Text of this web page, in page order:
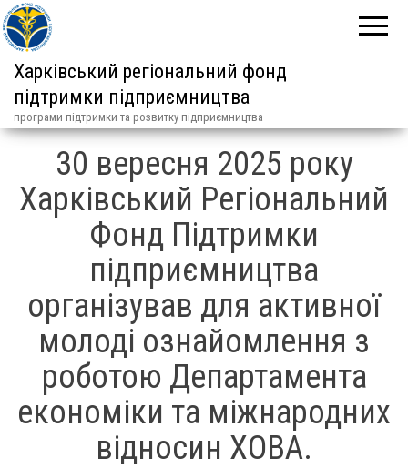
Харківський регіональний фонд
підтримки підприємництва
програми підтримки та розвитку підприємництва
30 вересня 2025 року
Харківський Регіональний
Фонд Підтримки
підприємництва
організував для активної
молоді ознайомлення з
роботою Департамента
економіки та міжнародних
відносин ХОВА.